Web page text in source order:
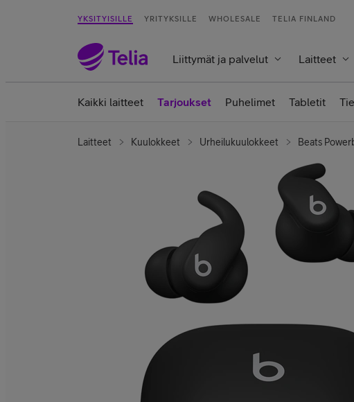
YKSITYISILLE YRITYKSILLE WHOLESALE TELIA FINLAND
Liittymät ja palvelut Laitteet
Kaikki laitteet Tarjoukset Puhelimet Tabletit
Laitteet Kuulokkeet Urheilukuulokkeet Beats